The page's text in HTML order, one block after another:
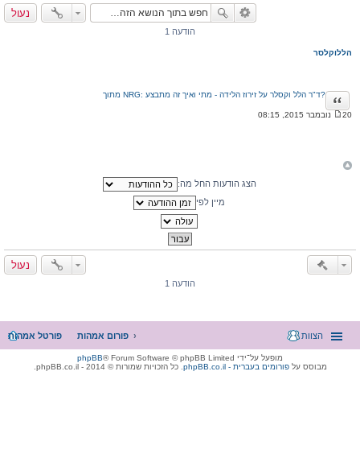
נעול
הודעה 1
הללוקלסר
מתוך NRG: ד"ר הלל וקסלר על זירוז הלידה - מתי ואיך זה מתבצע? ציטוט
ה
20 נובמבר 2015, 08:15
הצג הודעות החל מה:
מיין לפי
נעול
הודעה 1
פורטל אמהות פורום אמהות הצוות
מופעל על־ידי phpBB® Forum Software © phpBB Limited
מבוסס עלphpBB.co.il - פורומים בעברית . כל הזכויות שמורות © 2014 - phpBB.co.il.